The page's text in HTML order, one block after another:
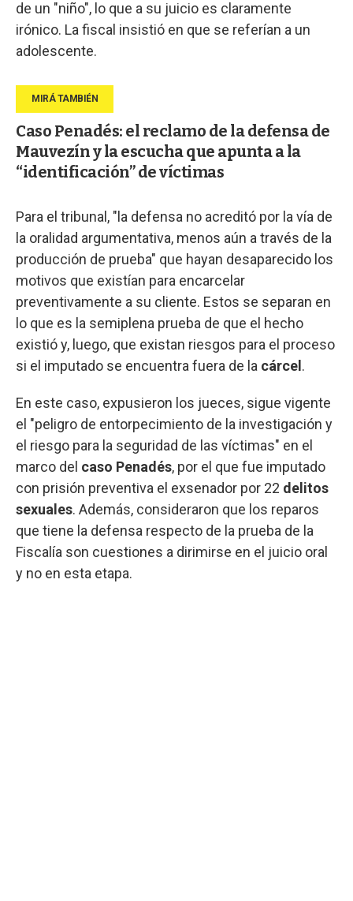
de un "niño", lo que a su juicio es claramente
irónico. La fiscal insistió en que se referían a un
adolescente.
Caso Penadés: el reclamo de la defensa de
Mauvezín y la escucha que apunta a la
“identificación” de víctimas
Para el tribunal, "la defensa no acreditó por la vía de
la oralidad argumentativa, menos aún a través de la
producción de prueba" que hayan desaparecido los
motivos que existían para encarcelar
preventivamente a su cliente. Estos se separan en
lo que es la semiplena prueba de que el hecho
existió y, luego, que existan riesgos para el proceso
si el imputado se encuentra fuera de la cárcel .
En este caso, expusieron los jueces, sigue vigente
el "peligro de entorpecimiento de la investigación y
el riesgo para la seguridad de las víctimas" en el
marco del caso Penadés, por el que fue imputado
con prisión preventiva el exsenador por 22 delitos
sexuales. Además, consideraron que los reparos
que tiene la defensa respecto de la prueba de la
Fiscalía son cuestiones a dirimirse en el juicio oral
y no en esta etapa.